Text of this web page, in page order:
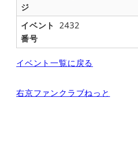
ジ
イベント
番号
2432
イベント一覧に戻る
右京ファンクラブねっと